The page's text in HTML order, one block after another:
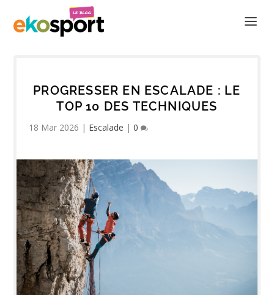
PROGRESSER EN ESCALADE : LE
TOP 10 DES TECHNIQUES
18 Mar 2026 | Escalade |0